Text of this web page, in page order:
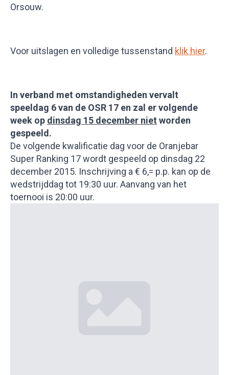
Orsouw.
Voor uitslagen en volledige tussenstand klik hier.
In verband met omstandigheden vervalt
speeldag 6 van de OSR 17 en zal er volgende
week op dinsdag 15 december niet worden
gespeeld.
De volgende kwalificatie dag voor de Oranjebar
Super Ranking 17 wordt gespeeld op dinsdag 22
december 2015. Inschrijving a € 6,= p.p. kan op de
wedstrijddag tot 19:30 uur. Aanvang van het
toernooi is 20:00 uur.